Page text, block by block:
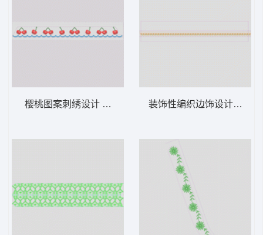
樱桃图案刺绣设计 汉服 装饰性编织边饰设计图 汉服